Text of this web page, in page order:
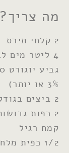
מה צריך? (ל- 18
2 קלחי תירס
4 ליטר מים לבישול התירס
3% או יותר)
2 ביצים בגודל L
2 כפות
קמח רגיל
1/2 כפית מלח